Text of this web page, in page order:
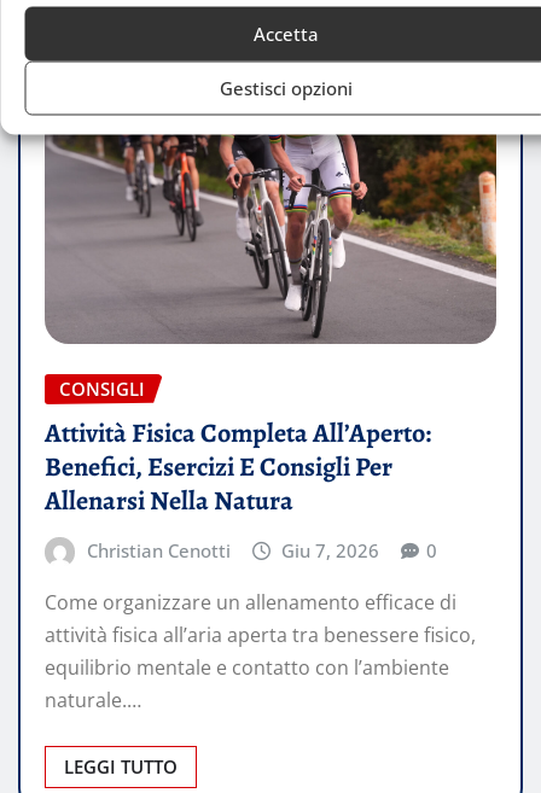
Accetta
Gestisci opzioni
CONSIGLI
Attività Fisica Completa All’Aperto:
Benefici, Esercizi E Consigli Per
Allenarsi Nella Natura
Christian Cenotti Giu 7, 2026 0
Come organizzare un allenamento efficace di
attività fisica all’aria aperta tra benessere fisico,
equilibrio mentale e contatto con l’ambiente
naturale.…
LEGGI TUTTO